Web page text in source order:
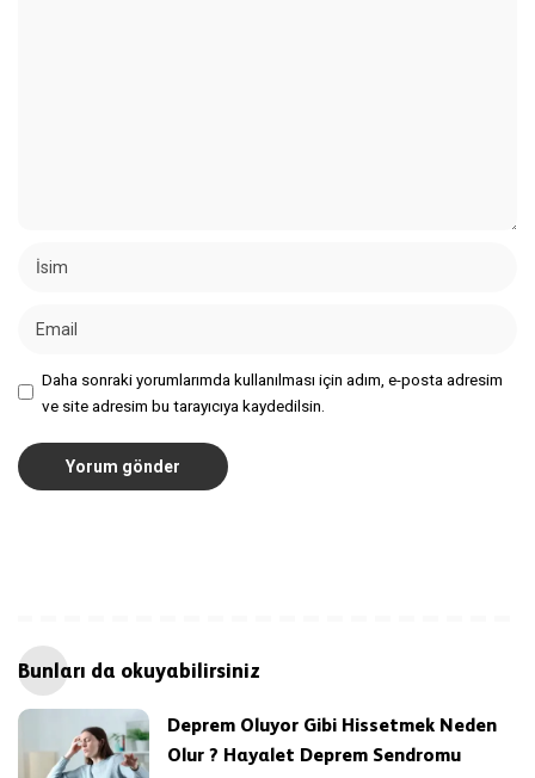
Daha sonraki yorumlarımda kullanılması için adım, e-posta adresim
ve site adresim bu tarayıcıya kaydedilsin.
Bunları da okuyabilirsiniz
Deprem Oluyor Gibi Hissetmek Neden
Olur ? Hayalet Deprem Sendromu